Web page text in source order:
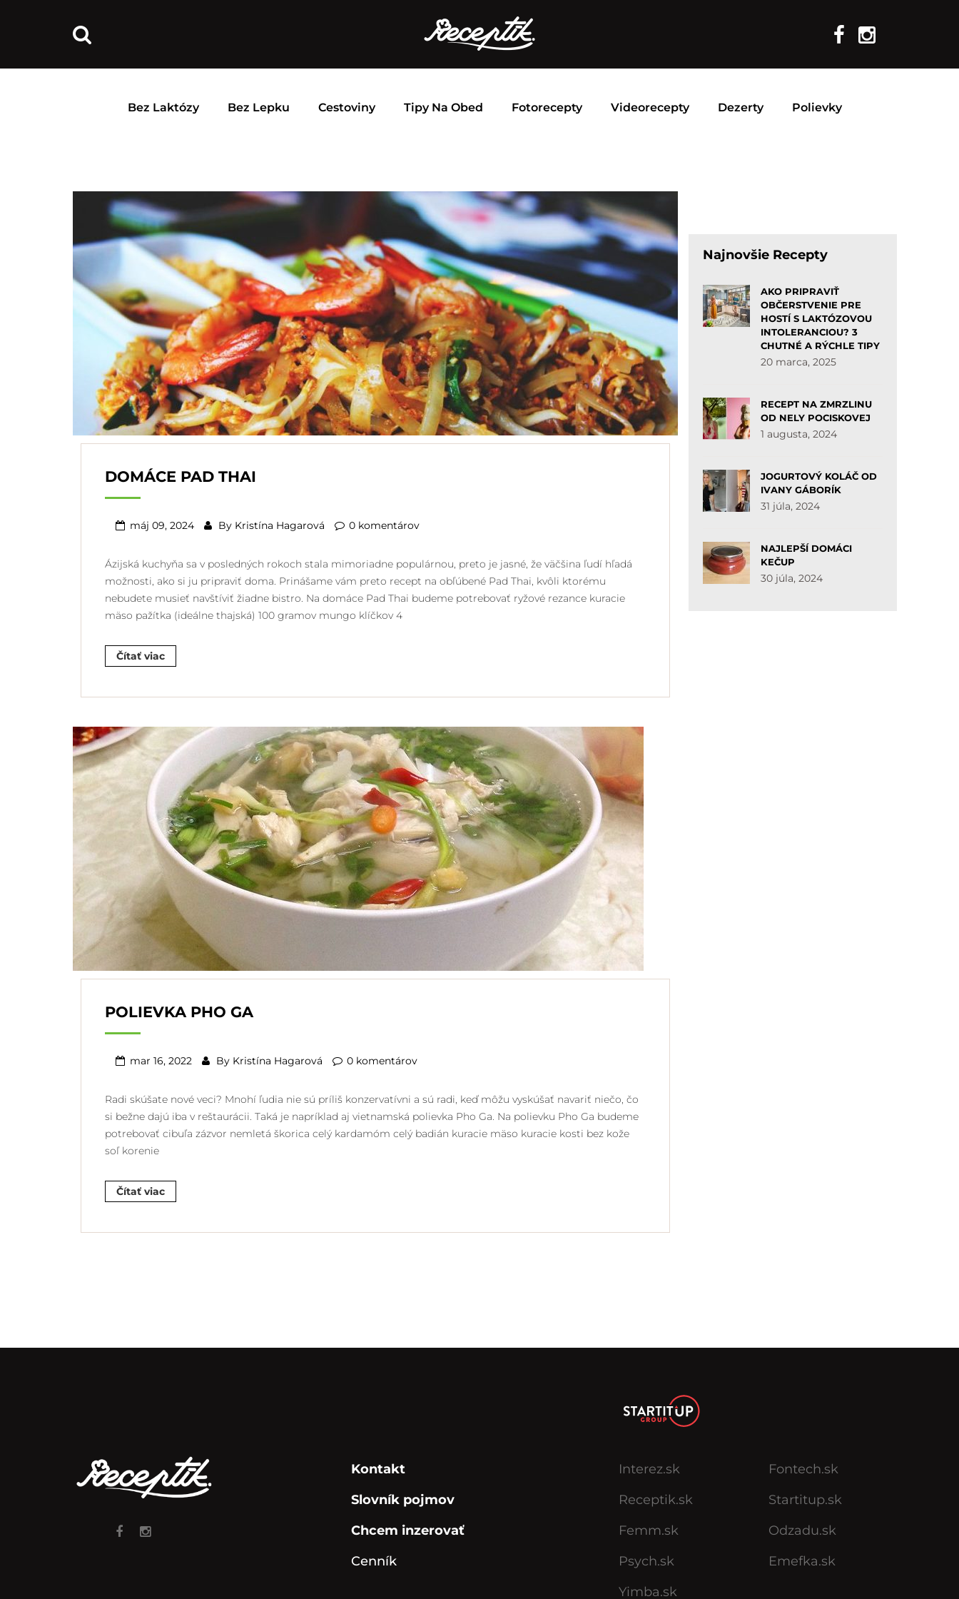
Bez Laktózy Bez Lepku Cestoviny Tipy Na Obed Fotorecepty Videorecepty Dezerty Polievky
DOMÁCE PAD THAI
máj 09, 2024 By Kristína Hagarová 0 komentárov
Ázijská kuchyňa sa v posledných rokoch stala mimoriadne populárnou, preto je jasné, že väčšina ľudí hľadá
možnosti, ako si ju pripraviť doma. Prinášame vám preto recept na obľúbené Pad Thai, kvôli ktorému
nebudete musieť navštíviť žiadne bistro. Na domáce Pad Thai budeme potrebovať ryžové rezance kuracie
mäso pažítka (ideálne thajská) 100 gramov mungo klíčkov 4
Čítať viac
POLIEVKA PHO GA
mar 16, 2022 By Kristína Hagarová 0 komentárov
Radi skúšate nové veci? Mnohí ľudia nie sú príliš konzervatívni a sú radi, keď môžu vyskúšať navariť niečo, čo
si bežne dajú iba v reštaurácii. Taká je napríklad aj vietnamská polievka Pho Ga. Na polievku Pho Ga budeme
potrebovať cibuľa zázvor nemletá škorica celý kardamóm celý badián kuracie mäso kuracie kosti bez kože
soľ korenie
Čítať viac
Najnovšie Recepty
AKO PRIPRAVIŤ
OBČERSTVENIE PRE
HOSTÍ S LAKTÓZOVOU
INTOLERANCIOU? 3
CHUTNÉ A RÝCHLE TIPY
20 marca, 2025
RECEPT NA ZMRZLINU
OD NELY POCISKOVEJ
1 augusta, 2024
JOGURTOVÝ KOLÁČ OD
IVANY GÁBORÍK
31 júla, 2024
NAJLEPŠÍ DOMÁCI
KEČUP
30 júla, 2024
Kontakt
Slovník pojmov
Chcem inzerovať
Cenník
Interez.sk
Receptik.sk
Femm.sk
Psych.sk
Yimba.sk
Fontech.sk
Startitup.sk
Odzadu.sk
Emefka.sk